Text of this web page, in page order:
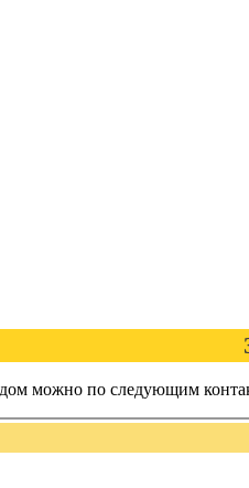
можно по следующим